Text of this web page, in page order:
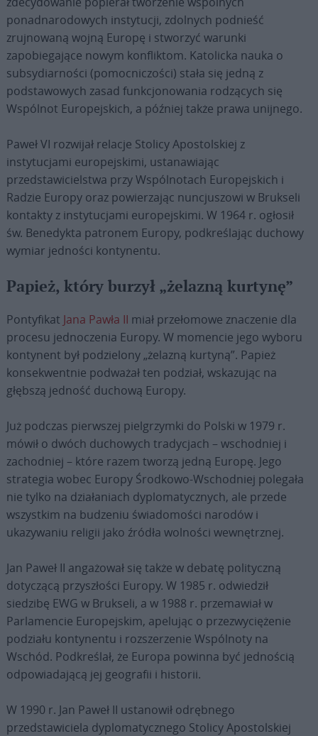
ponadnarodowych instytucji, zdolnych podnieść
zrujnowaną wojną Europę i stworzyć warunki
zapobiegające nowym konfliktom. Katolicka nauka o
subsydiarności (pomocniczości) stała się jedną z
podstawowych zasad funkcjonowania rodzących się
Wspólnot Europejskich, a później także prawa unijnego.
Paweł VI rozwijał relacje Stolicy Apostolskiej z
instytucjami europejskimi, ustanawiając
przedstawicielstwa przy Wspólnotach Europejskich i
Radzie Europy oraz powierzając nuncjuszowi w Brukseli
kontakty z instytucjami europejskimi. W 1964 r. ogłosił
św. Benedykta patronem Europy, podkreślając duchowy
wymiar jedności kontynentu.
Papież, który burzył „żelazną kurtynę”
Pontyfikat Jana Pawła II miał przełomowe znaczenie dla
procesu jednoczenia Europy. W momencie jego wyboru
kontynent był podzielony „żelazną kurtyną”. Papież
konsekwentnie podważał ten podział, wskazując na
głębszą jedność duchową Europy.
Już podczas pierwszej pielgrzymki do Polski w 1979 r.
mówił o dwóch duchowych tradycjach – wschodniej i
zachodniej – które razem tworzą jedną Europę. Jego
strategia wobec Europy Środkowo-Wschodniej polegała
nie tylko na działaniach dyplomatycznych, ale przede
wszystkim na budzeniu świadomości narodów i
ukazywaniu religii jako źródła wolności wewnętrznej.
Jan Paweł II angażował się także w debatę polityczną
dotyczącą przyszłości Europy. W 1985 r. odwiedził
siedzibę EWG w Brukseli, a w 1988 r. przemawiał w
Parlamencie Europejskim, apelując o przezwyciężenie
podziału kontynentu i rozszerzenie Wspólnoty na
Wschód. Podkreślał, że Europa powinna być jednością
odpowiadającą jej geografii i historii.
W 1990 r. Jan Paweł II ustanowił odrębnego
przedstawiciela dyplomatycznego Stolicy Apostolskiej